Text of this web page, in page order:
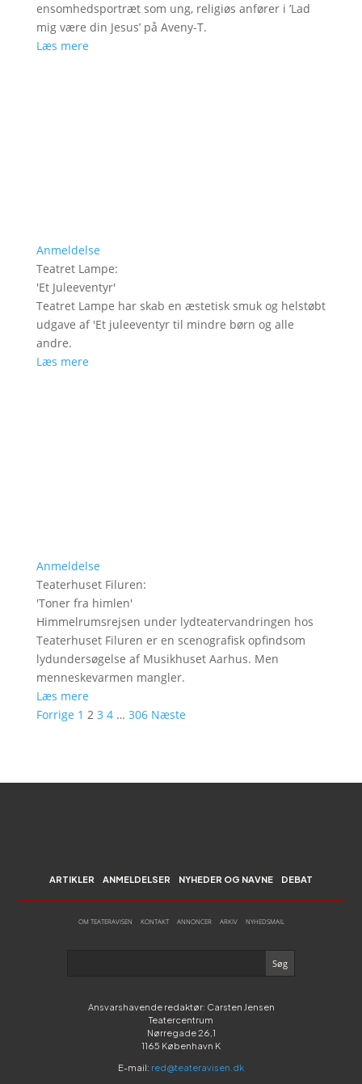
ensomhedsportræt som ung, religiøs anfører i ’Lad
mig være din Jesus’ på Aveny-T.
Læs mere
Anmeldelse
Teatret Lampe:
'Et Juleeventyr'
Teatret Lampe har skab en æstetisk smuk og helstøbt
udgave af 'Et juleeventyr til mindre børn og alle
andre.
Læs mere
Anmeldelse
Teaterhuset Filuren:
'Toner fra himlen'
Himmelrumsrejsen under lydteatervandringen hos
Teaterhuset Filuren er en scenografisk opfindsom
lydundersøgelse af Musikhuset Aarhus. Men
menneskevarmen mangler.
Læs mere
Forrige 1 2 3 4 … 306 Næste
ARTIKLER ANMELDELSER NYHEDER OG NAVNE DEBAT
OM TEATERAVISEN KONTAKT ANNONCER ARKIV NYHEDSMAIL
Ansvarshavende redaktør: Carsten Jensen
Teatercentrum
Nørregade 26,1
1165 København K
E-mail: red@teateravisen.dk